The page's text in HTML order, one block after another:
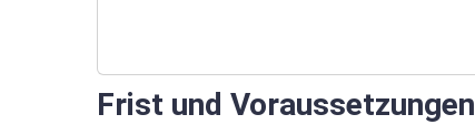
Frist und Voraussetzungen